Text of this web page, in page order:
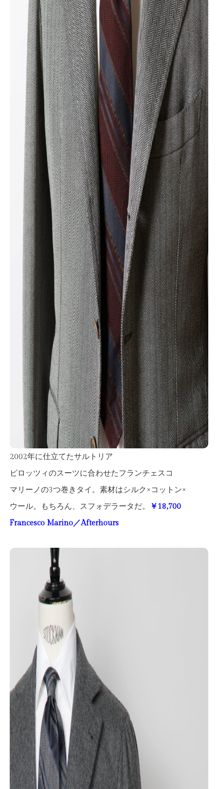
2002年に仕立てたサルトリア
ピロッツィのスーツに合わせたフランチェスコ
マリーノの3つ巻きタイ。素材はシルク×コットン×
ウール。もちろん、スフォデラータだ。
￥18,700
Francesco Marino／Afterhours